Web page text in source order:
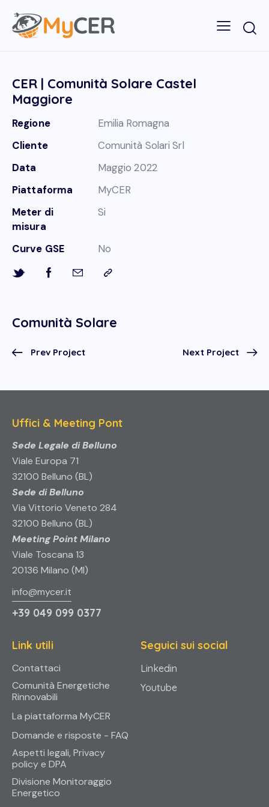
CER | Comunità Solare Castel
Maggiore
Regione
Emilia Romagna
Cliente
Comunità Solari Srl
Data
Maggio 2022
Piattaforma
MyCER
Meter di
misura
Si
Curve GSE No
Comunità Solare
Prev Project Next Project
Uffici & Meeting Pont
Sede Legale di Belluno
Viale Europa 71
32100 Belluno (BL)
Sede di Belluno
Via Vittorio Veneto 284
32100 Belluno (BL)
Meeting Point Milano
Viale Toscana 13
20136 Milano (MI)
info@mycer.it
+39 049 099 0377
Link utili
Contattaci
Comunità Energetiche
Rinnovabili
La piattaforma MyCER
Domande e risposte - FAQ
Aspetti legali, Privacy
policy e DPA
Divisione Monitoraggio
Energetico
Seguici sui social
Linkedin
Youtube